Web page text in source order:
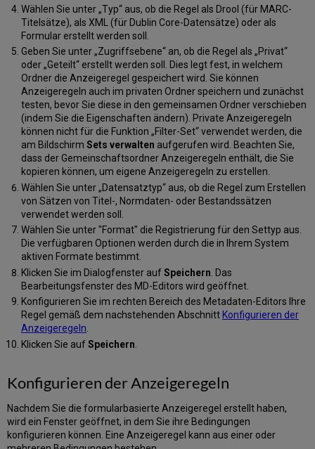
Wählen Sie unter „Typ“ aus, ob die Regel als Drool (für MARC-
Titelsätze), als XML (für Dublin Core-Datensätze) oder als
Formular erstellt werden soll.
Geben Sie unter „Zugriffsebene“ an, ob die Regel als „Privat“
oder „Geteilt“ erstellt werden soll. Dies legt fest, in welchem
Ordner die Anzeigeregel gespeichert wird. Sie können
Anzeigeregeln auch im privaten Ordner speichern und zunächst
testen, bevor Sie diese in den gemeinsamen Ordner verschieben
(indem Sie die Eigenschaften ändern). Private Anzeigeregeln
können nicht für die Funktion „Filter-Set“ verwendet werden, die
am Bildschirm Sets verwalten aufgerufen wird. Beachten Sie,
dass der Gemeinschaftsordner Anzeigeregeln enthält, die Sie
kopieren können, um eigene Anzeigeregeln zu erstellen.
Wählen Sie unter „Datensatztyp“ aus, ob die Regel zum Erstellen
von Sätzen von Titel-, Normdaten- oder Bestandssätzen
verwendet werden soll.
Wählen Sie unter "Format" die Registrierung für den Settyp aus.
Die verfügbaren Optionen werden durch die in Ihrem System
aktiven Formate bestimmt.
Klicken Sie im Dialogfenster aufSpeichern . Das
Bearbeitungsfenster des MD-Editors wird geöffnet.
Konfigurieren Sie im rechten Bereich des Metadaten-Editors Ihre
Regel gemäß dem nachstehenden Abschnitt Konfigurieren der
Anzeigeregeln.
Klicken Sie aufSpeichern
Konfigurieren der Anzeigeregeln
Nachdem Sie die formularbasierte Anzeigeregel erstellt haben,
wird ein Fenster geöffnet, in dem Sie ihre Bedingungen
konfigurieren können. Eine Anzeigeregel kann aus einer oder